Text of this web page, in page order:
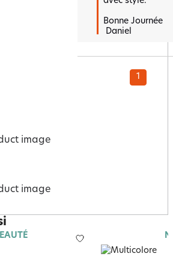
Bonne Journée
Daniel
1